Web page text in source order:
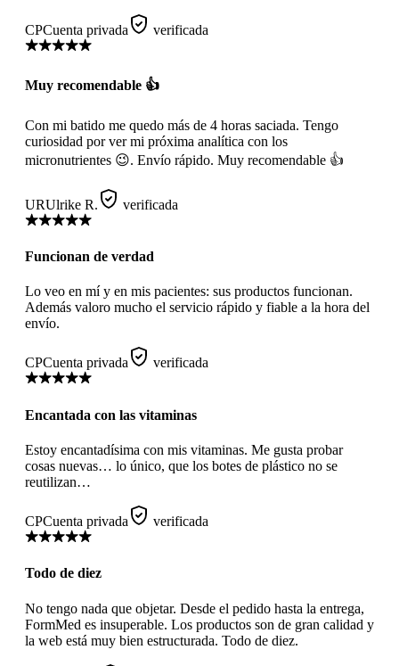
CPCuenta privada verificada
Muy recomendable 👍
Con mi batido me quedo más de 4 horas saciada. Tengo
curiosidad por ver mi próxima analítica con los
micronutrientes 😉. Envío rápido. Muy recomendable 👍
URUlrike R. verificada
Funcionan de verdad
Lo veo en mí y en mis pacientes: sus productos funcionan.
Además valoro mucho el servicio rápido y fiable a la hora del
envío.
CPCuenta privada verificada
Encantada con las vitaminas
Estoy encantadísima con mis vitaminas. Me gusta probar
cosas nuevas… lo único, que los botes de plástico no se
reutilizan…
CPCuenta privada verificada
Todo de diez
No tengo nada que objetar. Desde el pedido hasta la entrega,
FormMed es insuperable. Los productos son de gran calidad y
la web está muy bien estructurada. Todo de diez.